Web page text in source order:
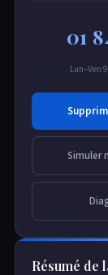
01
Lun–Ven
Simuler
Résumé de